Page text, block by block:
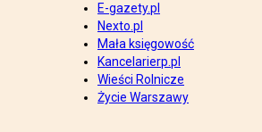
E-gazety.pl
Nexto.pl
Mała księgowość
Kancelarierp.pl
Wieści Rolnicze
Życie Warszawy